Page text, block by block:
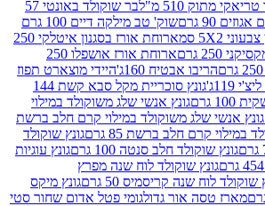
בר שוקולד באונטי 57
שוק' טב מילקה דיים 100 גרם
ארוחת אורז בסגנון איטלקי 250
ארוחת אורז אושפלו 250
אבטיח 160ג'
היידי מוצארט תפוז
גונץ סוכריית מקל סבא קשת 144
גונץ אנשי שלג משוקולד במילוי
משוקולד במילוי קרם חלב ברשת
ברשת 85 גרם
גונץ שוקולד
חלב סנטה 100 גרם
גונץ עוגיות
שוקולד לוח שנה מפרץ
קריסמיס 50 גרם
גונץ מיקס
אור גדולגומי פטל אדום שחור סטי